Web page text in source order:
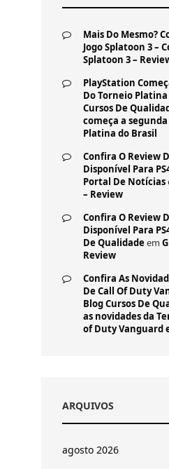
Mais Do Mesmo?
Jogo Splatoon 3 –
Splatoon 3 –
PlayStation
Do Torneio
Cursos De
começa a
Platina do Brasil
Confira O Review
Disponível Para
Portal De Notícias
– Review
Confira O Review
Disponível Para
De Qualidade em
Review
Confira As
De Call Of Duty
Blog Cursos De
as novidades da
of Duty Vanguard
ARQUIVOS
agosto 2026